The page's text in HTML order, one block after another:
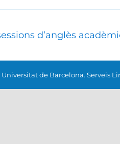
d’anglès
Universitat de Barcelona. Serveis